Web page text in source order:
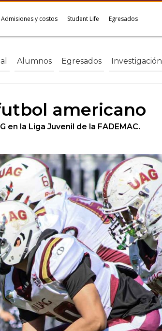
Admisiones y costos Student Life Egresados
Alumnos Egresados Investigación
americano
la Liga Juvenil de la FADEMAC.